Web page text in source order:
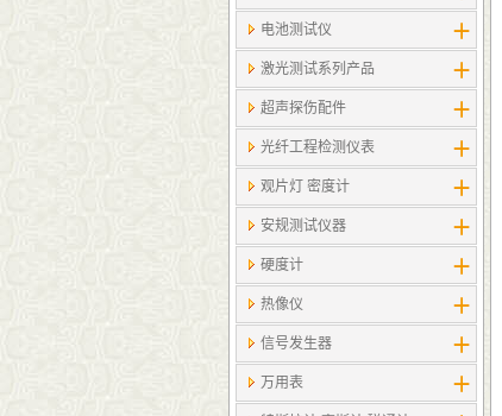
电池测试仪
激光测试系列产品
超声探伤配件
光纤工程检测仪表
观片灯 密度计
安规测试仪器
硬度计
热像仪
信号发生器
万用表